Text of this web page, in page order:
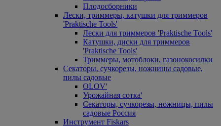
Плодосборники
Лески, триммеры, катушки для триммеров
'Praktische Tools'
Лески для триммеров 'Praktische Tools'
Катушки, диски для триммеров
'Praktische Tools'
Триммеры, мотоблоки, газонокосилки
Секаторы, сучкорезы, ножницы садовые,
пилы садовые
OLOV'
Урожайная сотка'
Секаторы, сучкорезы, ножницы, пилы
садовые Россия
Инструмент Fiskars